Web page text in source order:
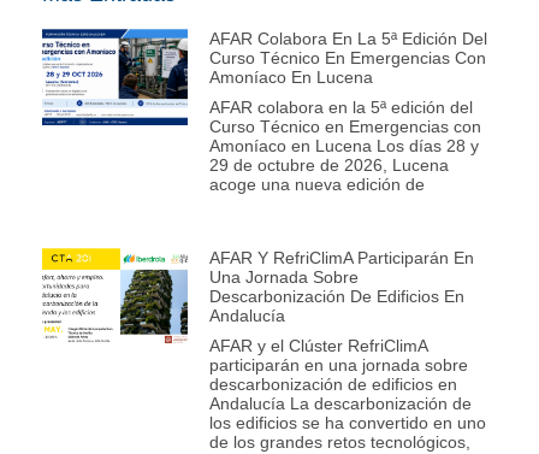
AFAR Colabora En La 5ª Edición Del
Curso Técnico En Emergencias Con
Amoníaco En Lucena
AFAR colabora en la 5ª edición del
Curso Técnico en Emergencias con
Amoníaco en Lucena Los días 28 y
29 de octubre de 2026, Lucena
acoge una nueva edición de
AFAR Y RefriClimA Participarán En
Una Jornada Sobre
Descarbonización De Edificios En
Andalucía
AFAR y el Clúster RefriClimA
participarán en una jornada sobre
descarbonización de edificios en
Andalucía La descarbonización de
los edificios se ha convertido en uno
de los grandes retos tecnológicos,